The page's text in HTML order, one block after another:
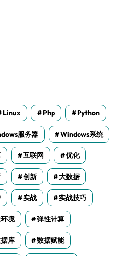
Linux Php Python
服务器 Windows系统
互联网 优化
创新 大数据
实战 实战技巧
境 弹性计算
库 数据赋能